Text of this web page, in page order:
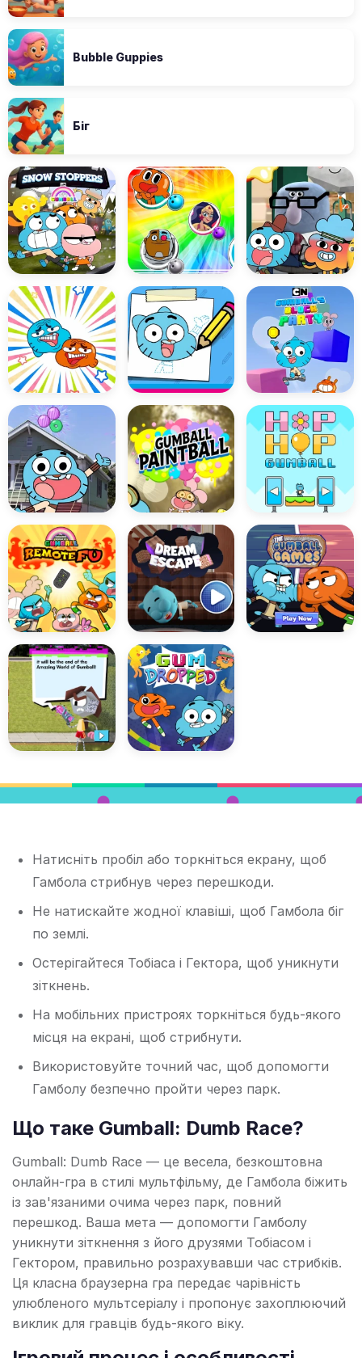
Bubble Guppies
Біг
Натисніть пробіл або торкніться екрану, щоб
Гамбола стрибнув через перешкоди.
Не натискайте жодної клавіші, щоб Гамбола біг
по землі.
Остерігайтеся Тобіаса і Гектора, щоб уникнути
зіткнень.
На мобільних пристроях торкніться будь-якого
місця на екрані, щоб стрибнути.
Використовуйте точний час, щоб допомогти
Гамболу безпечно пройти через парк.
Що таке Gumball: Dumb Race?
Gumball: Dumb Race — це весела, безкоштовна
онлайн-гра в стилі мультфільму, де Гамбола біжить
із зав'язаними очима через парк, повний
перешкод. Ваша мета — допомогти Гамболу
уникнути зіткнення з його друзями Тобіасом і
Гектором, правильно розрахувавши час стрибків.
Ця класна браузерна гра передає чарівність
улюбленого мультсеріалу і пропонує захоплюючий
виклик для гравців будь-якого віку.